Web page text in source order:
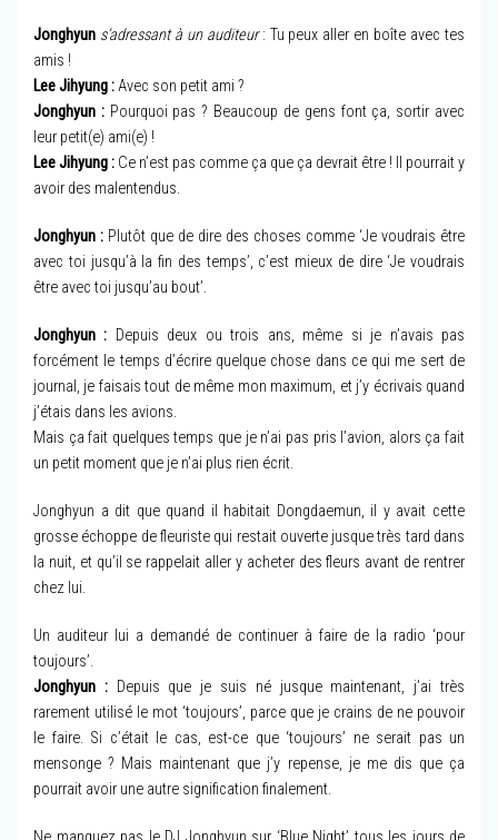
Jonghyun s’adressant à un auditeur: Tu peux aller en boîte avec tes
amis !
Lee Jihyung :Avec son petit ami ?
Jonghyun :Pourquoi pas ? Beaucoup de gens font ça, sortir avec
leur petit(e) ami(e) !
Lee Jihyung : Ce n’est pas comme ça que ça devrait être ! Il pourrait y
avoir des malentendus.
Jonghyun : Plutôt que de dire des choses comme ‘Je voudrais être
avec toi jusqu’à la fin des temps’, c’est mieux de dire ‘Je voudrais
être avec toi jusqu’au bout’.
Jonghyun : Depuis deux ou trois ans, même si je n’avais pas
forcément le temps d’écrire quelque chose dans ce qui me sert de
journal, je faisais tout de même mon maximum, et j’y écrivais quand
j’étais dans les avions.
Mais ça fait quelques temps que je n’ai pas pris l’avion, alors ça fait
un petit moment que je n’ai plus rien écrit.
Jonghyun a dit que quand il habitait Dongdaemun, il y avait cette
grosse échoppe de fleuriste qui restait ouverte jusque très tard dans
la nuit, et qu’il se rappelait aller y acheter des fleurs avant de rentrer
chez lui.
Un auditeur lui a demandé de continuer à faire de la radio ‘pour
toujours’.
Jonghyun :Depuis que je suis né jusque maintenant, j’ai très
rarement utilisé le mot ‘toujours’, parce que je crains de ne pouvoir
le faire. Si c’était le cas, est-ce que ‘toujours’ ne serait pas un
mensonge ? Mais maintenant que j’y repense, je me dis que ça
pourrait avoir une autre signification finalement.